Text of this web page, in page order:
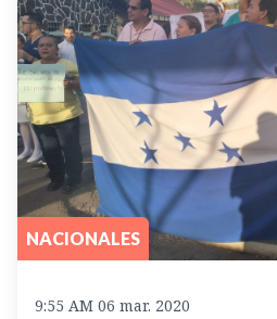
NACIONALES
9:55 AM 06 mar. 2020